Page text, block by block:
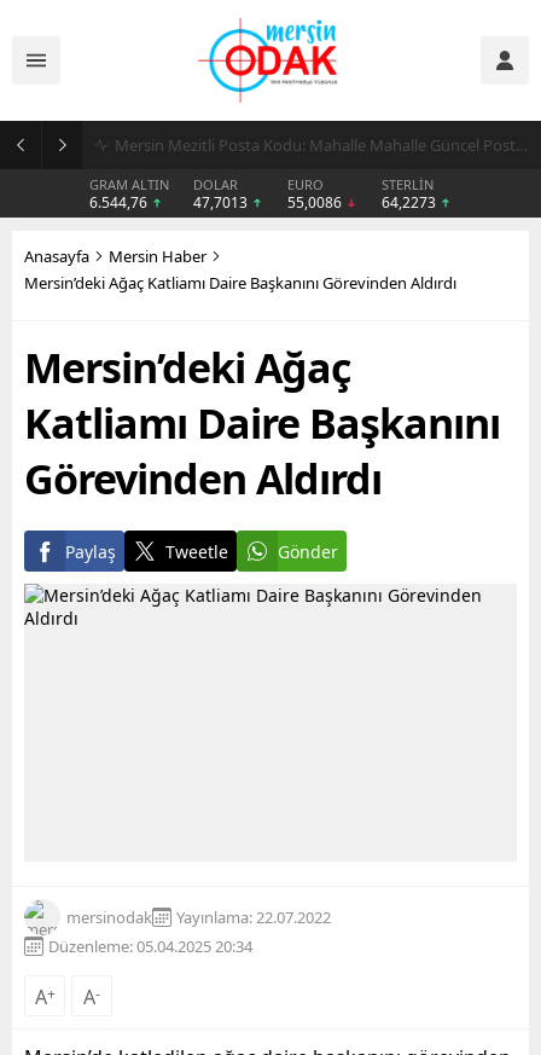
Günlük Stil İçin Erkek Sneaker Önerileri
GRAM ALTIN
6.544,76
DOLAR
47,7013
EURO
55,0086
STERLİN
64,2273
Anasayfa
Mersin Haber
Mersin’deki Ağaç Katliamı Daire Başkanını Görevinden Aldırdı
Mersin’deki Ağaç
Katliamı Daire Başkanını
Görevinden Aldırdı
Paylaş Tweetle Gönder
mersinodak
Yayınlama: 22.07.2022
Düzenleme: 05.04.2025 20:34
A+ A-